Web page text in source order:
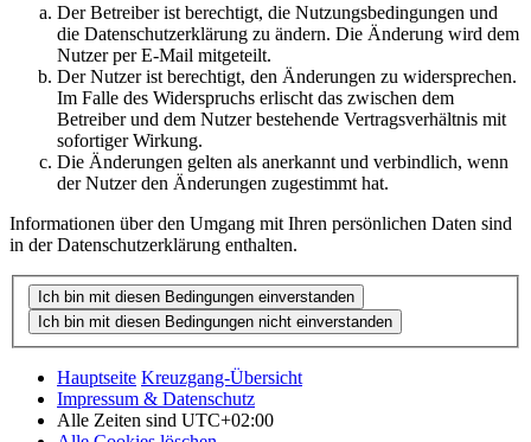
Der Betreiber ist berechtigt, die Nutzungsbedingungen und
die Datenschutzerklärung zu ändern. Die Änderung wird dem
Nutzer per E-Mail mitgeteilt.
Der Nutzer ist berechtigt, den Änderungen zu widersprechen.
Im Falle des Widerspruchs erlischt das zwischen dem
Betreiber und dem Nutzer bestehende Vertragsverhältnis mit
sofortiger Wirkung.
Die Änderungen gelten als anerkannt und verbindlich, wenn
der Nutzer den Änderungen zugestimmt hat.
Informationen über den Umgang mit Ihren persönlichen Daten sind
in der Datenschutzerklärung enthalten.
Hauptseite Kreuzgang-Übersicht
Impressum & Datenschutz
Alle Zeiten sind UTC+02:00